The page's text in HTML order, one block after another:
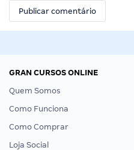
GRAN CURSOS ONLINE
Quem Somos
Como Funciona
Como Comprar
Loja Social